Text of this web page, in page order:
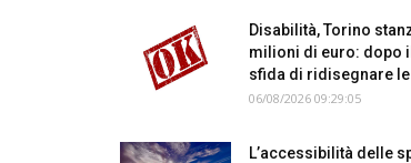
Disabilità, Torino
milioni di euro: dopo
sfida di ridisegnare
06/08/2026 09:29:05
L’accessibilità delle